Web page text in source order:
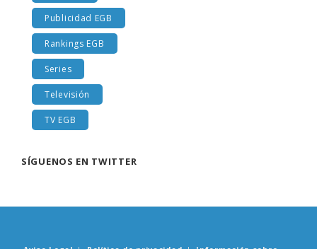
Publicidad EGB
Rankings EGB
Series
Televisión
TV EGB
SÍGUENOS EN TWITTER